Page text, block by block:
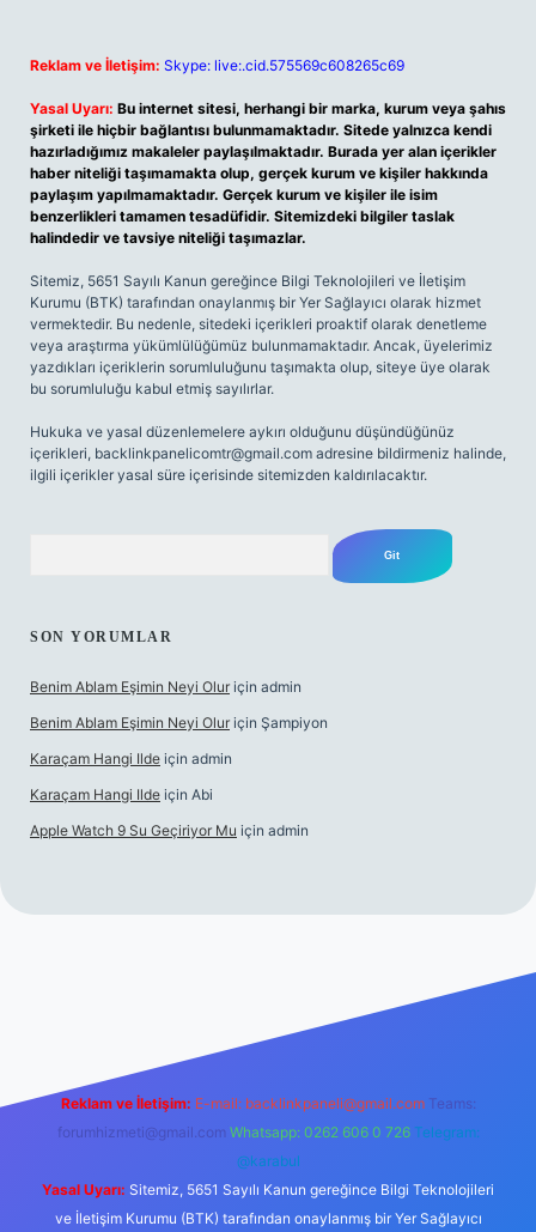
Reklam ve İletişim: Skype: live:.cid.575569c608265c69
Yasal Uyarı: Bu internet sitesi, herhangi bir marka, kurum veya şahıs
şirketi ile hiçbir bağlantısı bulunmamaktadır. Sitede yalnızca kendi
hazırladığımız makaleler paylaşılmaktadır. Burada yer alan içerikler
haber niteliği taşımamakta olup, gerçek kurum ve kişiler hakkında
paylaşım yapılmamaktadır. Gerçek kurum ve kişiler ile isim
benzerlikleri tamamen tesadüfidir. Sitemizdeki bilgiler taslak
halindedir ve tavsiye niteliği taşımazlar.
Sitemiz, 5651 Sayılı Kanun gereğince Bilgi Teknolojileri ve İletişim
Kurumu (BTK) tarafından onaylanmış bir Yer Sağlayıcı olarak hizmet
vermektedir. Bu nedenle, sitedeki içerikleri proaktif olarak denetleme
veya araştırma yükümlülüğümüz bulunmamaktadır. Ancak, üyelerimiz
yazdıkları içeriklerin sorumluluğunu taşımakta olup, siteye üye olarak
bu sorumluluğu kabul etmiş sayılırlar.
Hukuka ve yasal düzenlemelere aykırı olduğunu düşündüğünüz
içerikleri, backlinkpanelicomtr@gmail.com adresine bildirmeniz halinde,
ilgili içerikler yasal süre içerisinde sitemizden kaldırılacaktır.
SON YORUMLAR
Benim Ablam Eşimin Neyi Olur için admin
Benim Ablam Eşimin Neyi Olur için Şampiyon
Karaçam Hangi Ilde için admin
Karaçam Hangi Ilde için Abi
Apple Watch 9 Su Geçiriyor Mu için admin
Reklam ve İletişim: E-mail: backlinkpaneli@gmail.com Teams:
forumhizmeti@gmail.com Whatsapp: 0262 606 0 726 Telegram:
@karabul
Yasal Uyarı: Sitemiz, 5651 Sayılı Kanun gereğince Bilgi Teknolojileri
ve İletişim Kurumu (BTK) tarafından onaylanmış bir Yer Sağlayıcı